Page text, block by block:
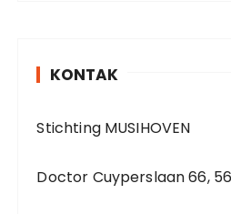
KONTAK
Stichting MUSIHOVEN
Doctor Cuyperslaan 66,